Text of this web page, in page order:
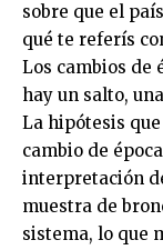
sobre que el
qué te referís
Los cambios de
hay un salto,
La hipótesis
cambio de
interpretación
muestra de
sistema, lo que